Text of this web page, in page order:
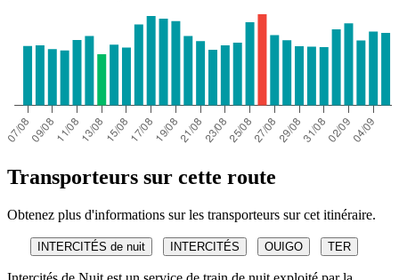
Transporteurs sur cette route
Obtenez plus d'informations sur les transporteurs sur cet itinéraire.
INTERCITÉS de nuit INTERCITÉS OUIGO TER